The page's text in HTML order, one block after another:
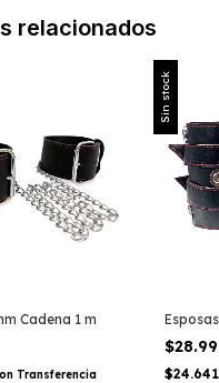
relacionados
Cadena 1 m
Transferencia
Sin stock